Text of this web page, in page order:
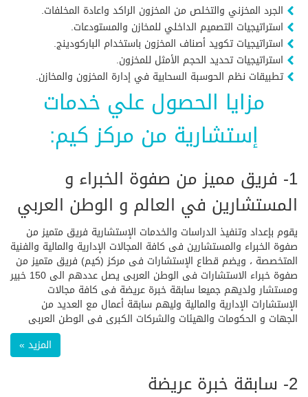
الجرد المخزني والتخلص من المخزون الراكد واعادة المخلفات.
استراتيجيات التصميم الداخلي للمخازن والمستودعات.
استراتيجيات تكويد أصناف المخزون باستخدام الباركودينج.
استراتيجيات تحديد الحجم الأمثل للمخزون.
تطبيقات نظم الحوسبة السحابية في إدارة المخزون والمخازن.
مزايا الحصول علي خدمات
إستشارية من مركز كيم:
1- فريق مميز من صفوة الخبراء و
المستشارين في العالم و الوطن العربي
يقوم بإعداد وتنفيذ الدراسات والخدمات الإستشارية فريق متميز من
صفوة الخبراء والمستشارين فى كافة المجالات الإدارية والمالية والفنية
المتخصصة ، ويضم قطاع الإستشارات فى مركز (كيم) فريق متميز من
صفوة خبراء الاستشارات فى الوطن العربى يصل عددهم الى 150 خبير
ومستشار ولديهم جميعا سابقة خبرة عريضة فى كافة مجالات
الإستشارات الإدارية والمالية وليهم سابقة أعمال مع العديد من
الجهات و الحكومات والهيئات والشركات الكبرى فى الوطن العربى
المزيد »
2- سابقة خبرة عريضة